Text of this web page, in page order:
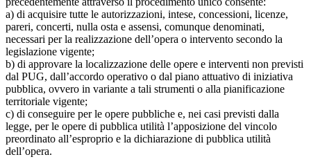
a) di acquisire tutte le autorizzazioni, intese, concessioni, licenze,
pareri, concerti, nulla osta e assensi, comunque denominati,
necessari per la realizzazione dell’opera o intervento secondo la
legislazione vigente;
b) di approvare la localizzazione delle opere e interventi non previsti
dal PUG, dall’accordo operativo o dal piano attuativo di iniziativa
pubblica, ovvero in variante a tali strumenti o alla pianificazione
territoriale vigente;
c) di conseguire per le opere pubbliche e, nei casi previsti dalla
legge, per le opere di pubblica utilità l’apposizione del vincolo
preordinato all’esproprio e la dichiarazione di pubblica utilità
dell’opera.